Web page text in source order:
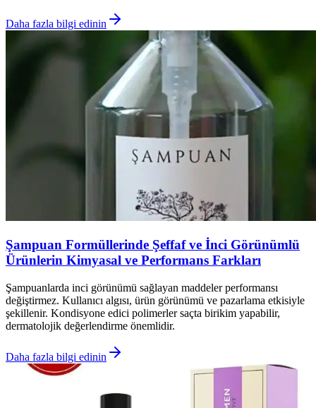
Daha fazla bilgi edinin
Şampuan Formüllerinde Şeffaf ve İnci Görünümlü
Ürünlerin Kimyasal ve Performans Farkları
Şampuanlarda inci görünümü sağlayan maddeler performansı
değiştirmez. Kullanıcı algısı, ürün görünümü ve pazarlama etkisiyle
şekillenir. Kondisyone edici polimerler saçta birikim yapabilir,
dermatolojik değerlendirme önemlidir.
Daha fazla bilgi edinin